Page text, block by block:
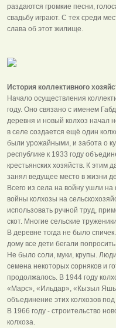
раздаются громкие песни,
свадьбу играют. С тех среди
слава об этот жилище.
История коллективного
Начало осуществления
году. Оно связано с именем
деревня и новый колхоз начал
в селе создается ещё один
были урожайными, и забота о
республике к 1933 году
крестьянских хозяйств. К
занял ведущее место в жизни
Всего из села на войну ушли
войны колхозы на
использовать ручной труд,
скот. Многие сельские
В деревне тогда не было
дому все дети бегали
Не было соли, муки, крупы.
семена некоторых сорняков и
продолжалось. В 1944 году
«Марс», «Ильдар», «Кызыл
объединение этих колхозов
В 1966 году - строительство
колхоза.